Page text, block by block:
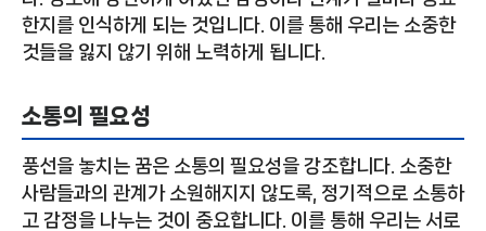
한지를 인식하게 되는 것입니다. 이를 통해 우리는 소중한
것들을 잃지 않기 위해 노력하게 됩니다.
소통의 필요성
풍선을 놓치는 꿈은 소통의 필요성을 강조합니다. 소중한
사람들과의 관계가 소원해지지 않도록, 정기적으로 소통하
고 감정을 나누는 것이 중요합니다. 이를 통해 우리는 서로